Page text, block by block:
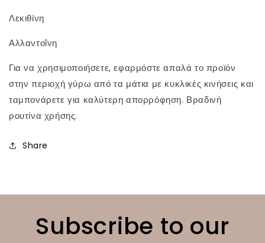
Λεκιθίνη
Αλλαντοΐνη
Για να χρησιμοποιήσετε, εφαρμόστε απαλά το προϊόν
στην περιοχή γύρω από τα μάτια με κυκλικές κινήσεις και
ταμπονάρετε για καλύτερη απορρόφηση. Βραδινή
ρουτίνα χρήσης.
Share
Subscribe to our